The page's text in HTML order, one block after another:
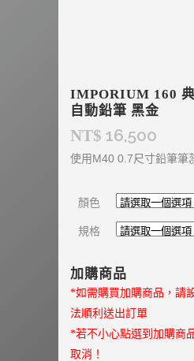
IMPORIUM 160 典
自動鉛筆 黑金
NT$ 16,500
使用M40 0.7尺寸鉛筆筆
顏色
規格
加購商品
*如需購買加購商品，請
法順利送出訂單
*若不小心點選到加購商
取消！